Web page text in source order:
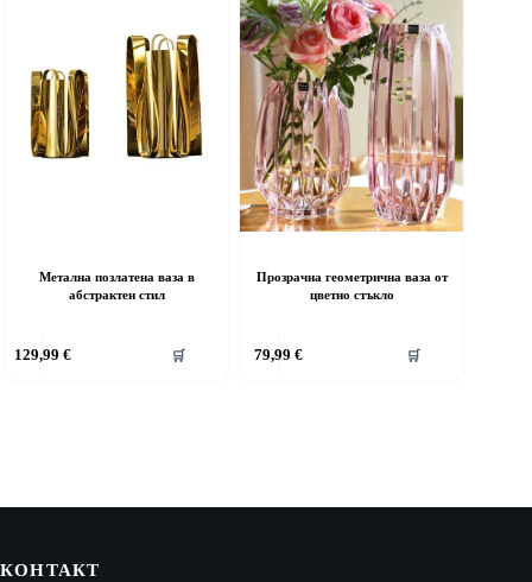
Метална позлатена ваза в
абстрактен стил
129,99€ 🛒
Прозрачна геометрична ваза от
цветно стъкло
79,99 € 🛒
КОНТАКТ